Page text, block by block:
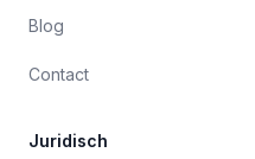
Blog
Contact
Juridisch